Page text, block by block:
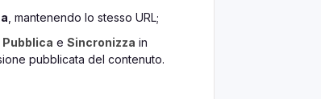
, mantenendo lo stesso URL;
Pubblica e Sincronizza in
pubblicata del contenuto.